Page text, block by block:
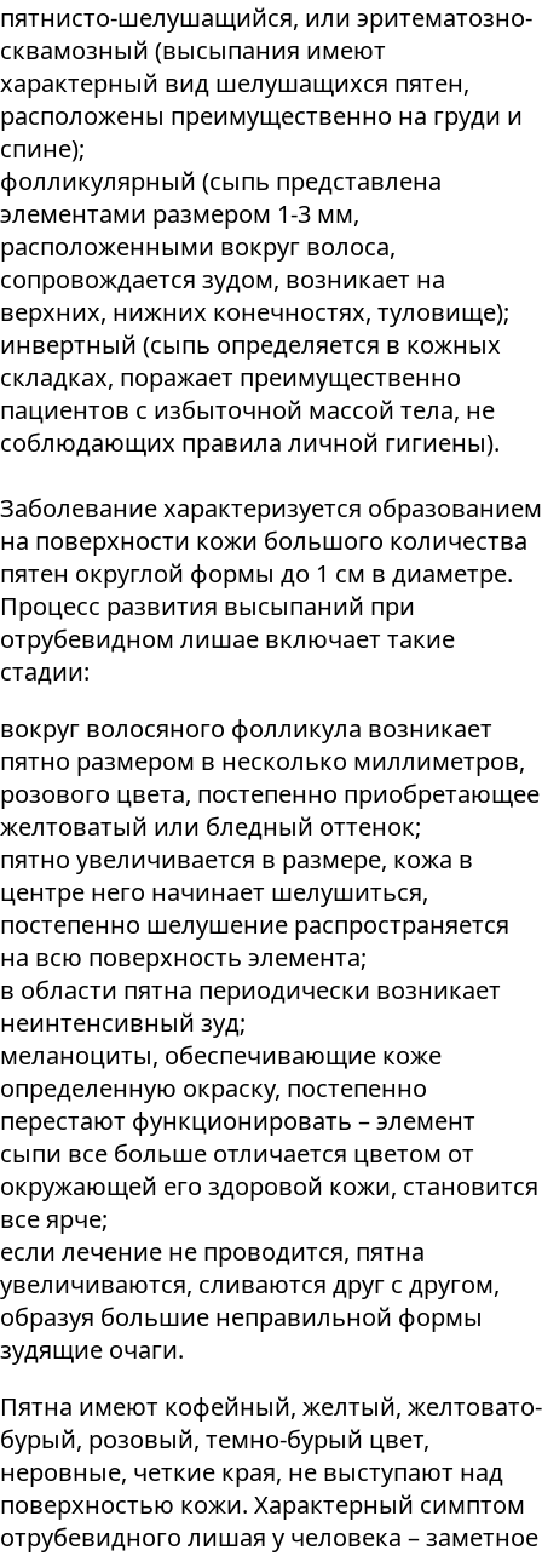
пятнисто-шелушащийся, или эритематозно-
сквамозный (высыпания имеют
характерный вид шелушащихся пятен,
расположены преимущественно на груди и
спине);
фолликулярный (сыпь представлена
элементами размером 1-3 мм,
расположенными вокруг волоса,
сопровождается зудом, возникает на
верхних, нижних конечностях, туловище);
инвертный (сыпь определяется в кожных
складках, поражает преимущественно
пациентов с избыточной массой тела, не
соблюдающих правила личной гигиены).
Заболевание характеризуется образованием
на поверхности кожи большого количества
пятен округлой формы до 1 см в диаметре.
Процесс развития высыпаний при
отрубевидном лишае включает такие
стадии:
вокруг волосяного фолликула возникает
пятно размером в несколько миллиметров,
розового цвета, постепенно приобретающее
желтоватый или бледный оттенок;
пятно увеличивается в размере, кожа в
центре него начинает шелушиться,
постепенно шелушение распространяется
на всю поверхность элемента;
в области пятна периодически возникает
неинтенсивный зуд;
меланоциты, обеспечивающие коже
определенную окраску, постепенно
перестают функционировать – элемент
сыпи все больше отличается цветом от
окружающей его здоровой кожи, становится
все ярче;
если лечение не проводится, пятна
увеличиваются, сливаются друг с другом,
образуя большие неправильной формы
зудящие очаги.
Пятна имеют кофейный, желтый, желтовато-
бурый, розовый, темно-бурый цвет,
неровные, четкие края, не выступают над
поверхностью кожи. Характерный симптом
отрубевидного лишая у человека – заметное